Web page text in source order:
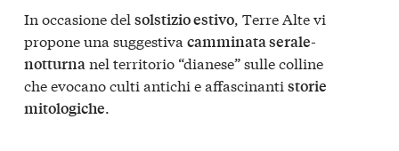
In occasione del solstizio estivo, Terre Alte vi
propone una suggestiva camminata serale-
notturnanel territorio “dianese” sulle colline
che evocano culti antichi e affascinanti storie
mitologiche.